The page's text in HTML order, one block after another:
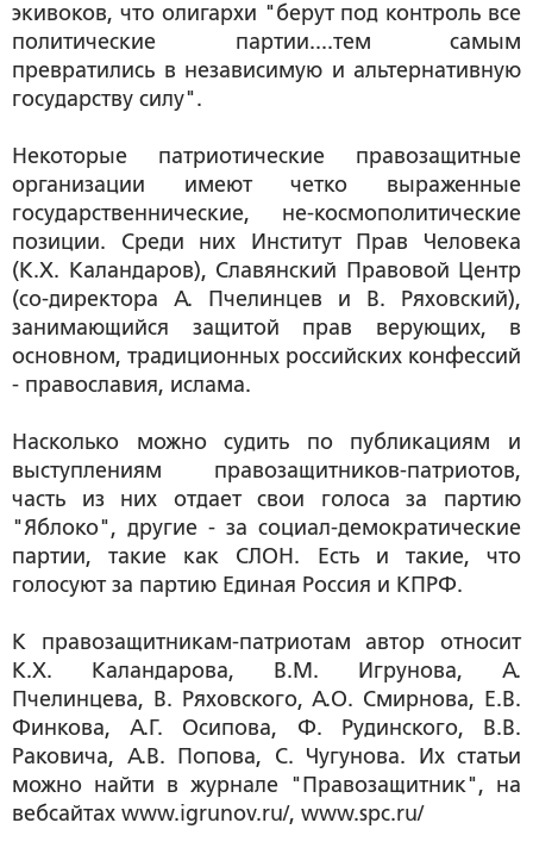
экивоков, что олигархи "берут под контроль все
политические партии....тем самым
превратились в независимую и альтернативную
государству силу".
Некоторые патриотические правозащитные
организации имеют четко выраженные
государственнические, не-космополитические
позиции. Среди них Институт Прав Человека
(К.Х. Каландаров), Славянский Правовой Центр
(со-директора А. Пчелинцев и В. Ряховский),
занимающийся защитой прав верующих, в
основном, традиционных российских конфессий
- православия, ислама.
Насколько можно судить по публикациям и
выступлениям правозащитников-патриотов,
часть из них отдает свои голоса за партию
"Яблоко", другие - за социал-демократические
партии, такие как СЛОН. Есть и такие, что
голосуют за партию Единая Россия и КПРФ.
К правозащитникам-патриотам автор относит
К.Х. Каландарова, В.М. Игрунова, А.
Пчелинцева, В. Ряховского, А.О. Смирнова, Е.В.
Финкова, А.Г. Осипова, Ф. Рудинского, В.В.
Раковича, А.В. Попова, С. Чугунова. Их статьи
можно найти в журнале "Правозащитник", на
вебсайтах www.igrunov.ru/, www.spc.ru/